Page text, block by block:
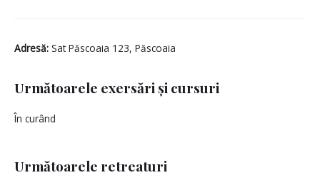
Adresă: Sat Păscoaia 123, Păscoaia
Următoarele exersări și cursuri
În curând
Următoarele retreaturi